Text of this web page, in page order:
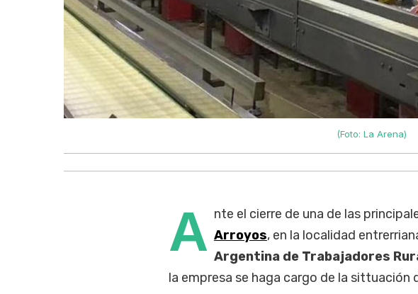
(Foto: La Arena)
A nte el cierre de una de las
Arroyos, en la localidad
Argentina de Trabajadores
la empresa se haga cargo de la sittuación